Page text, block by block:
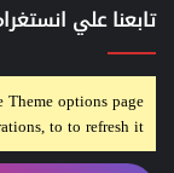
تابعنا علي
options page
to to refresh it.